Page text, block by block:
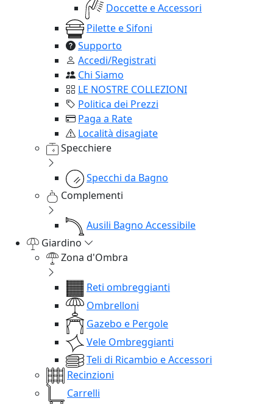
Doccette e Accessori
Pilette e Sifoni
Supporto
Accedi/Registrati
Chi Siamo
LE NOSTRE COLLEZIONI
Politica dei Prezzi
Paga a Rate
Località disagiate
Specchiere
Specchi da Bagno
Complementi
Ausili Bagno Accessibile
Giardino
Zona d'Ombra
Reti ombreggianti
Ombrelloni
Gazebo e Pergole
Vele Ombreggianti
Teli di Ricambio e Accessori
Recinzioni
Carrelli